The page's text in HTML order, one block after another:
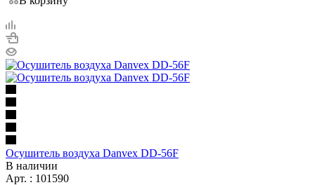
Осушитель воздуха Danvex DD-56F
В наличии
Арт. : 101590